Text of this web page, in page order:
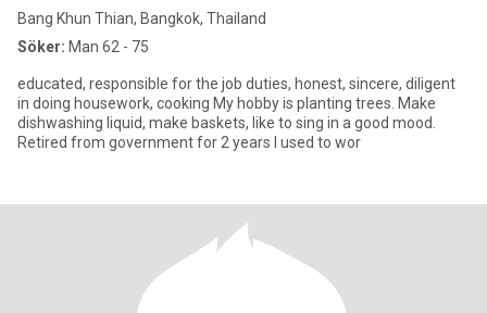
Bang Khun Thian, Bangkok, Thailand
Söker: Man 62 - 75
educated, responsible for the job duties, honest, sincere, diligent
in doing housework, cooking My hobby is planting trees. Make
dishwashing liquid, make baskets, like to sing in a good mood.
Retired from government for 2 years I used to wor